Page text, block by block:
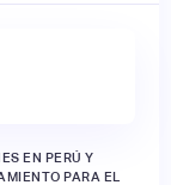
EN PERÚ Y
PARA EL